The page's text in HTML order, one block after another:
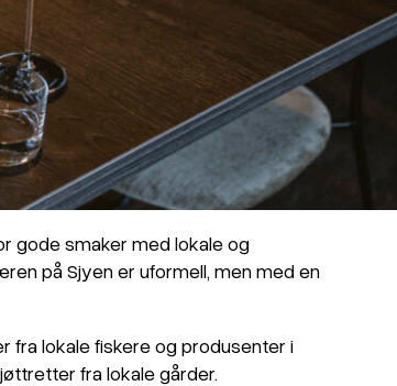
Build Up Helgeland
gode smaker med lokale og
på Sjyen er uformell, men med en
fra lokale fiskere og produsenter i
fra lokale gårder.